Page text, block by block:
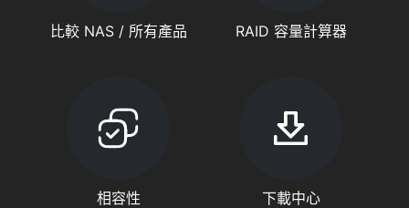
比較 NAS / 所有產品 RAID 容量計算器
相容性 下載中心